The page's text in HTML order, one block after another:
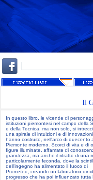
Il
In questo libro, le vicende di
istituzioni piemontesi nel campo della
e della Tecnica, ma non solo, si
una spirale di intuizioni e di
hanno costruito, nell'arco di duecento
Piemonte moderno. Scorci di vita e di
figure illuminate, affamate di
grandezza, ma anche il ritratto di una
particolarmente feconda, dove la
dell'ingegno ha alimentato il fuoco di
Prometeo, creando un laboratorio dir
progresso che ha poi influenzato tutta